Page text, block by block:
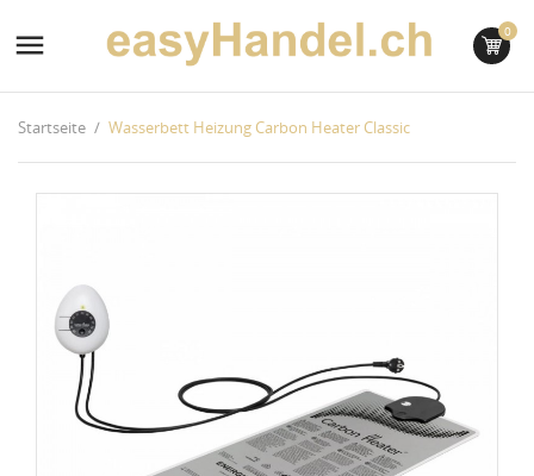
 0
Startseite Wasserbett Heizung Carbon Heater Classic